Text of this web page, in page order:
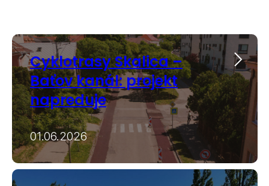
Cyklotrasy Skalica –
Baťov kanál: projekt
napreduje
01.06.2026